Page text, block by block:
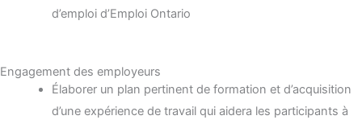
d’emploi d’Emploi Ontario
Engagement des employeurs
Élaborer un plan pertinent de formation et d’acquisition
d’une expérience de travail qui aidera les participants à